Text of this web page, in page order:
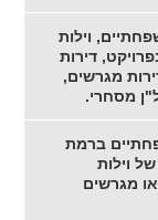
וילות
דירות
מגרשים,
מסחרי.
ברמת
וילות
מגרשים